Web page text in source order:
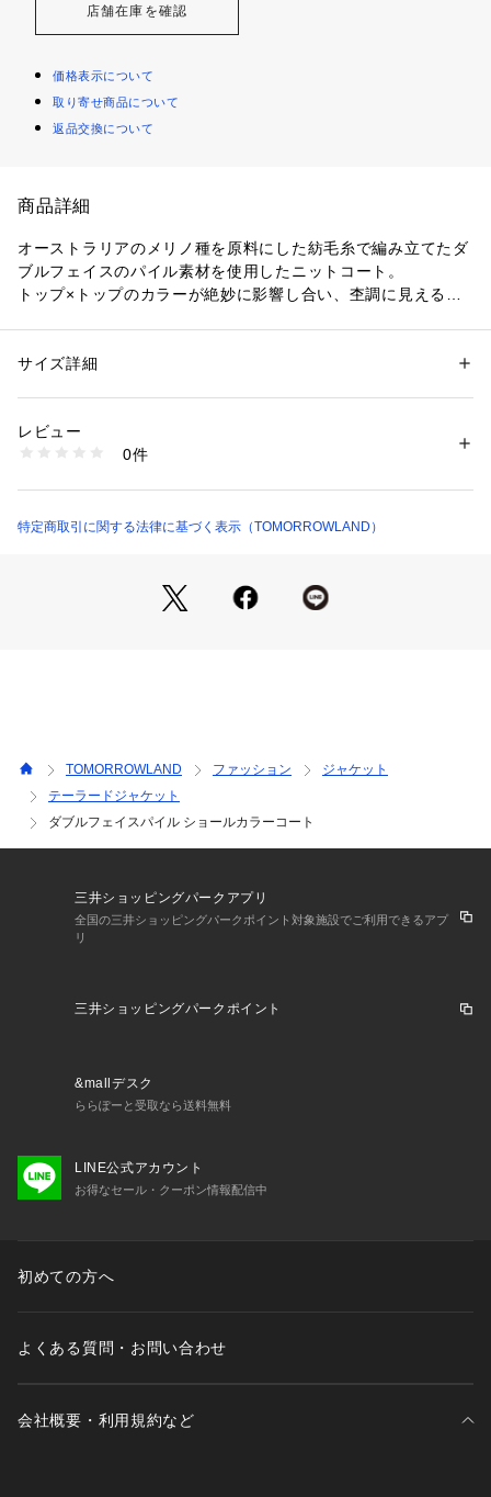
店舗在庫を確認
価格表示について
取り寄せ商品について
返品交換について
商品詳細
オーストラリアのメリノ種を原料にした紡毛糸で編み立てたダ
ブルフェイスのパイル素材を使用したニットコート。
トップ×トップのカラーが絶妙に影響し合い、杢調に見える奥
地が魅力です。
リバーシブルのデザインなので色味を変えたり、〈GALERIE
VIE〉オリジナルのキルトピンの留め方でシルエットをアレン
トなアウターとして活躍してくれるアイテム。
2024AW商品
店舗にお問い合わせの際は、下記の商品番号をお申し付けくだ
商品番号:23-07-44-07104
※※お取扱い上の注意※※
・大変デリケートな素材です。
・ソフトでデリケートな素材を使用しています。
毛玉ができやすい為、着用後はホコリをはらい、毛羽乱れを整
トしてください。
性別：レディース
素材：ウール100％
洗濯：洗濯不可、漂白不可、タンブル乾燥不可、アイロン仕上げ可、ドラ
イ可、ウエットクリーニング不可
商品番号：1095000013071 （モール）
サイズ詳細
レビュー
0件
特定商取引に関する法律に基づく表示（TOMORROWLAND）
TOMORROWLAND ファッション
ジャケット
テーラードジャケット
ダブルフェイスパイル ショールカラーコート
三井ショッピングパークアプリ
全国の三井ショッピングパークポイント対象施設でご利用できるアプ
リ
三井ショッピングパークポイント
&mallデスク
ららぽーと受取なら送料無料
LINE公式アカウント
お得なセール・クーポン情報配信中
初めての方へ
よくある質問・お問い合わせ
会社概要・利用規約など